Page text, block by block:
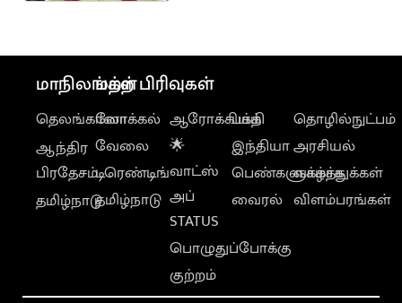
மாநிலங்கள்
தெலங்கானா
ஆந்திர
பிரதேசம்
தமிழ்நாடு
மற்ற பிரிவுகள்
லோக்கல்
வேலை
டிரெண்டிங்
தமிழ்நாடு
ஆரோக்கியம்
🌟
வாட்ஸ்
அப்
STATUS
பொழுதுப்போக்கு
குற்றம்
பக்தி
இந்தியா
பெண்களுக்காக
வைரல்
தொழில்நுட்பம்
அரசியல்
வாழ்த்துக்கள்
விளம்பரங்கள்